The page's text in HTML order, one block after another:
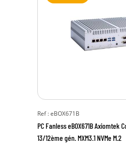
Ref : eBOX671B
PC Fanless eBOX671B
13/12ème gén. MXM3.1 NVMe M.2